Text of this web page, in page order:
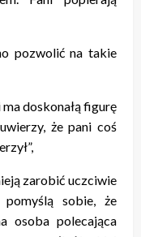
pozwolić na takie
doskonałą figurę
że pani coś
zarobić uczciwie
sobie, że
osoba polecająca